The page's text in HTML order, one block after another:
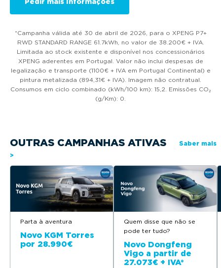
*Campanha válida até 30 de abril de 2026, para o XPENG P7+
RWD STANDARD RANGE 61.7kWh, no valor de 38.200€ + IVA.
Limitada ao stock existente e disponível nos concessionários
XPENG aderentes em Portugal. Valor não inclui despesas de
legalização e transporte (1100€ + IVA em Portugal Continental) e
pintura metalizada (894,31€ + IVA). Imagem não contratual.
Consumos em ciclo combinado (kWh/100 km): 15,2. Emissões CO₂
(g/Km): 0.
OUTRAS CAMPANHAS ATIVAS
Saber mais
>
Parta à aventura
Novo KGM Torres
por 28.990€
Quem disse que não se
pode ter tudo?
Novo Dongfeng
Vigo a partir de
27.073€ + IVA*